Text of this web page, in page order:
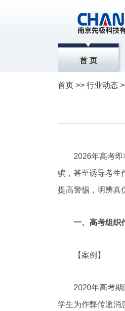
首 页
首页 >> 行业动态
2026年高考即将
骗，甚至诱导考生
提高警惕，明辨真
一、高考组织
【案例】
2020年高考期间
学生为作弊传递消